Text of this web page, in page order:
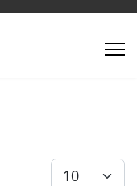
每頁顯示條數